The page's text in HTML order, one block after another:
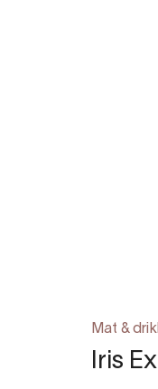
Mat &
Iris